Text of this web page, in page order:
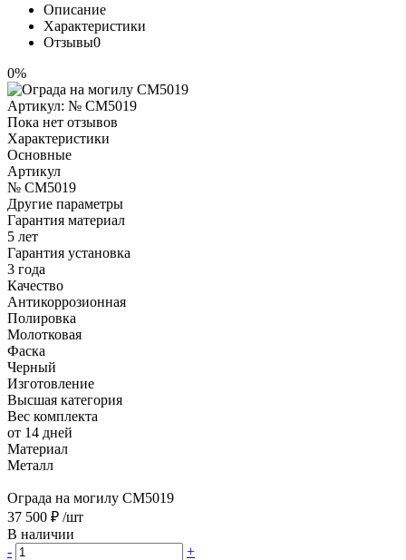
Описание
Характеристики
Отзывы0
0%
Артикул: № CM5019
Пока нет отзывов
Характеристики
Основные
Артикул
№ CM5019
Другие параметры
Гарантия материал
5 лет
Гарантия установка
3 года
Качество
Антикоррозионная
Полировка
Молотковая
Фаска
Черный
Изготовление
Высшая категория
Вес комплекта
от 14 дней
Материал
Металл
Ограда на могилу CM5019
37 500 ₽ /шт
В наличии
-
+